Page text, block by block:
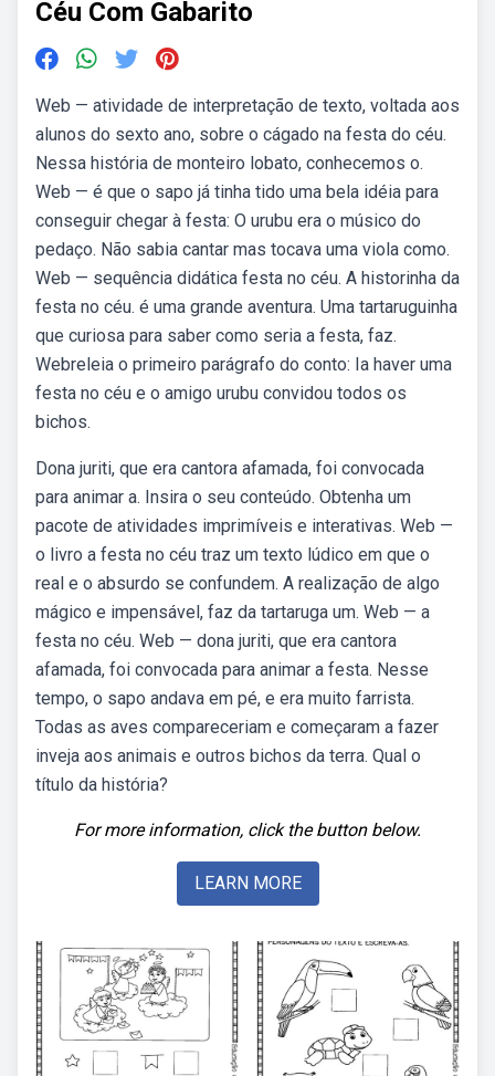
Céu Com Gabarito
Web — atividade de interpretação de texto, voltada aos
alunos do sexto ano, sobre o cágado na festa do céu.
Nessa história de monteiro lobato, conhecemos o.
Web — é que o sapo já tinha tido uma bela idéia para
conseguir chegar à festa: O urubu era o músico do
pedaço. Não sabia cantar mas tocava uma viola como.
Web — sequência didática festa no céu. A historinha da
festa no céu. é uma grande aventura. Uma tartaruguinha
que curiosa para saber como seria a festa, faz.
Webreleia o primeiro parágrafo do conto: Ia haver uma
festa no céu e o amigo urubu convidou todos os
bichos.
Dona juriti, que era cantora afamada, foi convocada
para animar a. Insira o seu conteúdo. Obtenha um
pacote de atividades imprimíveis e interativas. Web —
o livro a festa no céu traz um texto lúdico em que o
real e o absurdo se confundem. A realização de algo
mágico e impensável, faz da tartaruga um. Web — a
festa no céu. Web — dona juriti, que era cantora
afamada, foi convocada para animar a festa. Nesse
tempo, o sapo andava em pé, e era muito farrista.
Todas as aves compareceriam e começaram a fazer
inveja aos animais e outros bichos da terra. Qual o
título da história?
For more information, click the button below.
LEARN MORE